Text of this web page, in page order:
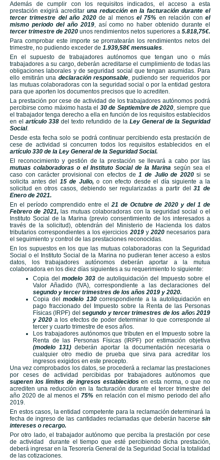
Además de cumplir con los requisitos indicados, el acceso a esta
prestación exigirá acreditar una reducción en la facturación durante el
tercer trimestre del año 2020de al menosel 75% en relación conel
mismo periodo del año 2019, así como no haber obtenido durante el
tercer trimestre de 2020 unos rendimientos netos superiores a 5.818,75€.
Para comprobar este importe se prorratearán los rendimientos netos del
trimestre, no pudiendo exceder de 1.939,58€ mensuales.
En el supuesto de trabajadores autónomos que tengan uno o más
trabajadores a su cargo, deberán acreditarse el cumplimiento de todas las
obligaciones laborales y de seguridad social que tengan asumidas. Para
ello emitirán una declaración responsable, pudiendo ser requeridos por
las mutuas colaboradoras con la seguridad social o por la entidad gestora
para que aporten los documentos precisos que lo acrediten.
La prestación por cese de actividad de los trabajadores autónomos podrá
percibirse como máximo hasta el 30 de Septiembre de 2020, siempre que
el trabajador tenga derecho a ella en función de los requisitos establecidos
en elartículo 338 del texto refundido de la Ley General de la Seguridad
Social.
Desde esta fecha solo se podrá continuar percibiendo esta prestación de
cese de actividad si concurren todos los requisitos establecidos en el
artículo 330 de la Ley General de la Seguridad Social.
El reconocimiento y gestión de la prestación se llevará a cabo por las
mutuas colaboradoras o el Instituto Social de la Marina según sea el
caso con carácter provisional con efectos de1 de Julio de 2020si se
solicita antes del 15 de Julio,o con efecto desde el día siguiente a la
solicitud en otros casos, debiendo ser regularizadas a partir del31 de
Enero de 2021.
En el período comprendido entre el21 de Octubre de 2020 y del 1 de
Febrero de 2021, las mutuas colaboradoras con la seguridad social o el
Instituto Social de la Marina (previo consentimiento de los interesados a
través de la solicitud), obtendrán del Ministerio de Hacienda los datos
tributarios correspondientes a los ejercicios2019y2020necesarios para
el seguimiento y control de las prestaciones reconocidas.
En los supuestos en los que las mutuas colaboradoras con la Seguridad
Social o el Instituto Social de la Marina no pudieran tener acceso a estos
datos, los trabajadores autónomos deberán aportar a la mutua
colaboradora en los diez días siguientes a su requerimiento lo siguiente:
Copia delmodelo 303 de autoliquidación del Impuesto sobre el
Valor Añadido (IVA), correspondiente a las declaraciones del
segundo y tercer trimestres de los años 2019 y 2020.
Copia del modelo 130correspondiente a la autoliquidación en
pago fraccionado del Impuesto sobre la Renta de las Personas
Físicas (IRPF) delsegundo y tercer trimestres de los años2019
y 2020 a los efectos de poder determinar lo que corresponde al
tercer y cuarto trimestre de esos años.
Los trabajadores autónomos que tributen en el Impuesto sobre la
Renta de las Personas Físicas (IRPF) por estimación objetiva
(modelo 131) deberán aportar la documentación necesaria o
cualquier otro medio de prueba que sirva para acreditar los
ingresos exigidos en este precepto.
Una vez comprobados los datos, se procederá a reclamar las prestaciones
por ceses de actividad percibidas por trabajadores autónomos que
superen los límites de ingresos establecidosen esta norma, o que no
acrediten una reducción en la facturación durante el tercer trimestre del
año 2020 de al menos el 75% en relación con el mismo periodo del año
2019.
En estos casos, la entidad competente para la reclamación determinará la
fecha de ingreso de las cantidades reclamadas que deberán hacerse sin
intereses o recargo.
Por otro lado, el trabajador autónomo que perciba la prestación por cese
de actividad durante el tiempo que esté percibiendo dicha prestación,
deberá ingresar en la Tesorería General de la Seguridad Social la totalidad
de las cotizaciones.